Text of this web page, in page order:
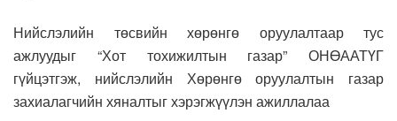
Нийслэлийн төсвийн хөрөнгө оруулалтаар тус
ажлуудыг “Хот тохижилтын газар” ОНӨААТҮГ
гүйцэтгэж, нийслэлийн Хөрөнгө оруулалтын газар
захиалагчийн хяналтыг хэрэгжүүлэн ажиллалаа